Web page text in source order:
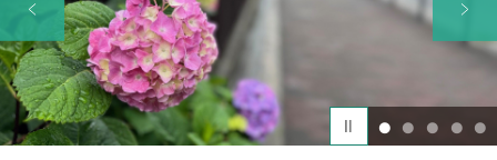
1 2 3 4 5